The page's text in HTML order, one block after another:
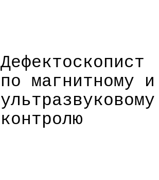
Дефектоскопист
по магнитному и
ультразвуковому
контролю